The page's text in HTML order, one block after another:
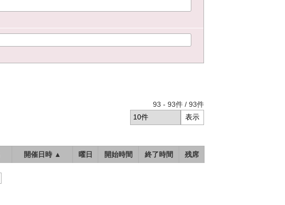
93 - 93件 / 93件
開催日時 ▲ 曜日 開始時間 終了時間 残席